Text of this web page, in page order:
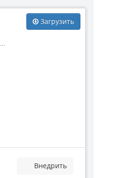
Загрузить
Внедрить